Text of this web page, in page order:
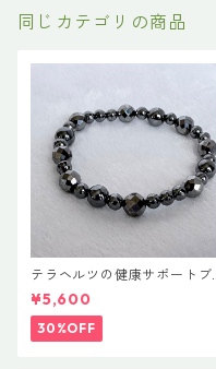
同じカテゴリの商品
テラヘルツの健康サポートブ
レス
¥5,600
30%OFF